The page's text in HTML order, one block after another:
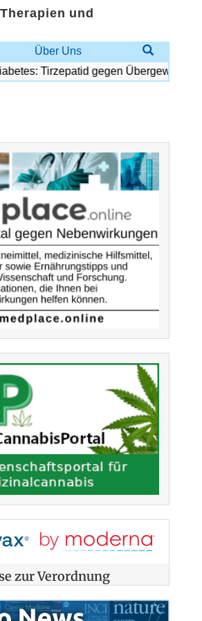
und
Über Uns
Tirzepatid gegen Übergewicht
zur Verordnung